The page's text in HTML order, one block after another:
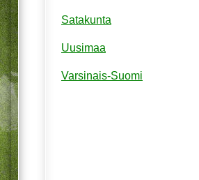
Satakunta
Uusimaa
Varsinais-Suomi